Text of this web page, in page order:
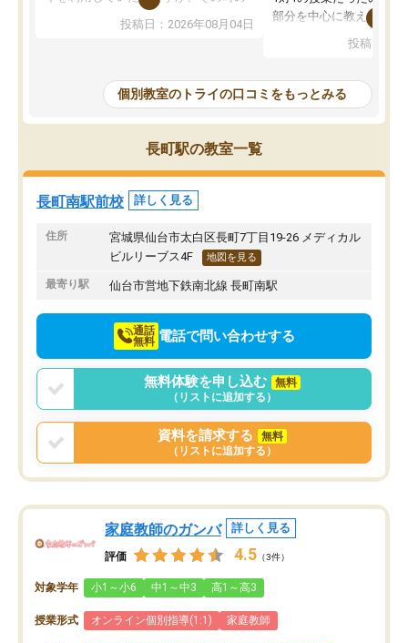
月謝がとても高くトライに良いイメー
ジがありませんでした。
し始めた形です。
しかし、以前とは違い料金がリーズナ
ブルでびっくりしました。
通って1年以上ですが、勉強への取り組
み方が真っすぐに変化（率先して自宅
で復習や予習をする）し成績も向上し
ています。
駅前なので送り迎えが少々負担になっ
ていますが、それを加味しても通って
損はないなと感じています。
投稿日：2026年08月04日
部分を中心に教えてもら
わからないところもそ
もらえたので、勉強への
しずつなくなりました。
その結果成績も上がり、
たのを覚えています。
塾だと思います。
投稿日：
個別教室のトライの口コミをもっとみる
長町駅の教室一覧
長町南駅前校 詳しく見る
住所
宮城県仙台市太白区長町7丁目19-26 メディカル
ビルリーブス4F
地図を見る
最寄り駅 仙台市営地下鉄南北線 長町南駅
通話
無料 電話で問い合わせする
無料体験を申し込む
無料
（リストに追加する）
資料を請求する
無料
（リストに追加する）
家庭教師のガンバ 詳しく見る
評価 4.5 （3件）
対象学年 小1～小6 中1～中3 高1～高3
授業形式 オンライン個別指導(1:1) 家庭教師